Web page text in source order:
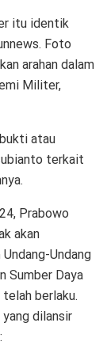
itu identik
Foto
arahan dalam
Militer,
atau
terkait
Prabowo
akan
Undang
Sumber Daya
telah berlaku.
yang dilansir